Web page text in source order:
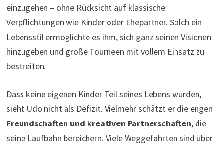
einzugehen – ohne Rücksicht auf klassische
Verpflichtungen wie Kinder oder Ehepartner. Solch ein
Lebensstil ermöglichte es ihm, sich ganz seinen Visionen
hinzugeben und große Tourneen mit vollem Einsatz zu
bestreiten.
Dass keine eigenen Kinder Teil seines Lebens wurden,
sieht Udo nicht als Defizit. Vielmehr schätzt er die engen
Freundschaften und kreativen Partnerschaften, die
seine Laufbahn bereichern. Viele Weggefährten sind über